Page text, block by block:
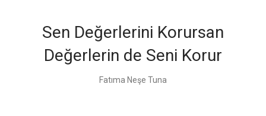
Sen Değerlerini Korursan
Değerlerin de Seni Korur
Fatıma Neşe Tuna